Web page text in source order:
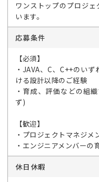
ワンストップのプロジ
います。
応募条件
【必須】
・JAVA、C、C++のい
ける設計以降のご経験
・育成、評価などの組
ず)
【歓迎】
・プロジェクトマネジメ
・エンジニアメンバーの
休日休暇